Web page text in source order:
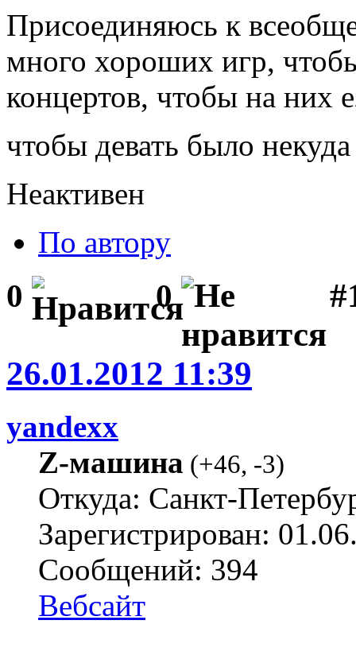
Присоединяюсь к
много хороших игр,
концертов, чтобы на них
чтобы девать было
Неактивен
По автору
0 0
26.01.2012 11:39
yandexx
Z-машина (+46, -3)
Откуда: Санкт-
Зарегистрирован:
Сообщений: 394
Вебсайт